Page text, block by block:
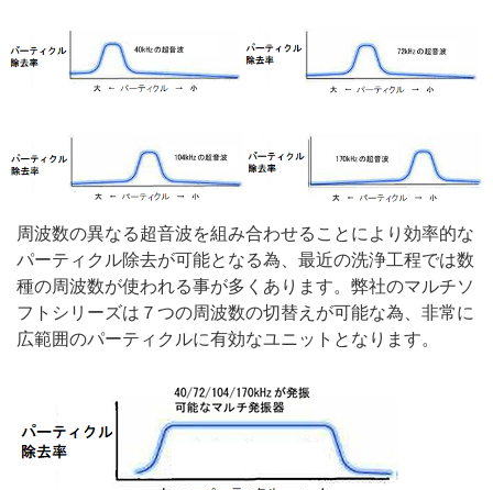
周波数の異なる超音波を組み合わせることにより効率的な
パーティクル除去が可能となる為、最近の洗浄工程では数
種の周波数が使われる事が多くあります。弊社のマルチソ
フトシリーズは７つの周波数の切替えが可能な為、非常に
広範囲のパーティクルに有効なユニットとなります。